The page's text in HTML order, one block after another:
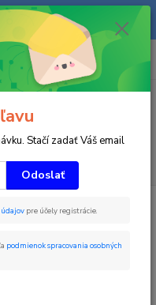
sa priebežne dopĺňa. radi
+421 911 906 066.
TOP27
Stačí zadať Váš email
Odoslať
pre účely registrácie.
podmienok spracovania osobných